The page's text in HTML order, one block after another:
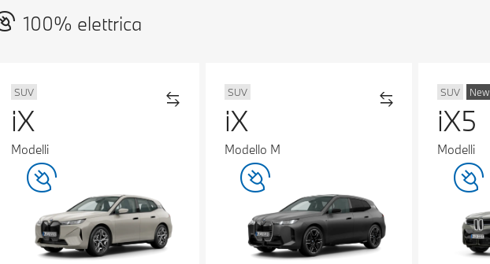
100% elettrica
SUV
iX
Modelli
SUV
iX
Modello M
SUV New
iX5
Modelli